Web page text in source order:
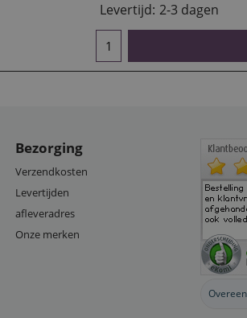
Levertijd: 2-3 dagen
Bezorging
Verzendkosten
Levertijden
afleveradres
Onze merken